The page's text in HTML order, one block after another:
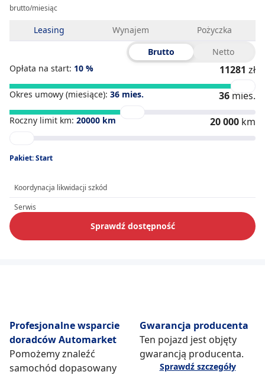
brutto/miesiąc
Leasing Wynajem
Pożyczka
Brutto
Netto
Opłata na start: 10 % 11281 zł
Okres umowy (miesiące): 36 mies. 36 mies.
Roczny limit km: 20000 km 20 000 km
Pakiet: Start
Koordynacja likwidacji szkód
Serwis
Sprawdź dostępność
Profesjonalne wsparcie
doradców Automarket
Pomożemy znaleźć
samochód dopasowany
Gwarancja producenta
Ten pojazd jest objęty
gwarancją producenta.
Sprawdź szczegóły